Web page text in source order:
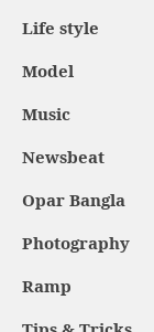
Life style
Model
Music
Newsbeat
Opar Bangla
Photography
Ramp